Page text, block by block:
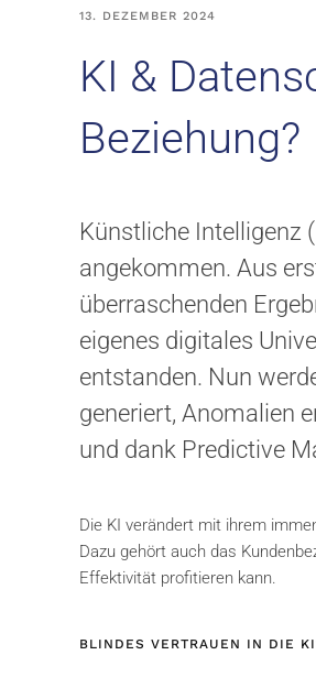
13. DEZEMBER 2024
KI &
Beziehung?
Künstliche Intelligenz
angekommen. Aus
überraschenden
eigenes digitales
entstanden. Nun
generiert, Anomalien
und dank Predictive
Die KI verändert mit ihrem
Dazu gehört auch das
Effektivität profitieren kann.
BLINDES VERTRAUEN IN DIE